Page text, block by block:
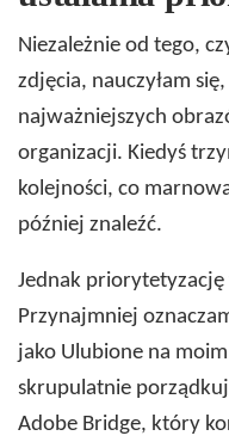
Niezależnie od tego,
zdjęcia, nauczyłam
najważniejszych
organizacji. Kiedyś
kolejności, co
później znaleźć.
Jednak
Przynajmniej
jako Ulubione na
skrupulatnie
Adobe Bridge, który